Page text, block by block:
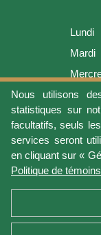
Nous utilisons
statistiques sur
facultatifs, seuls
services seront
en cliquant sur «
Politique de témoins
Lundi
Mardi
Jeudi